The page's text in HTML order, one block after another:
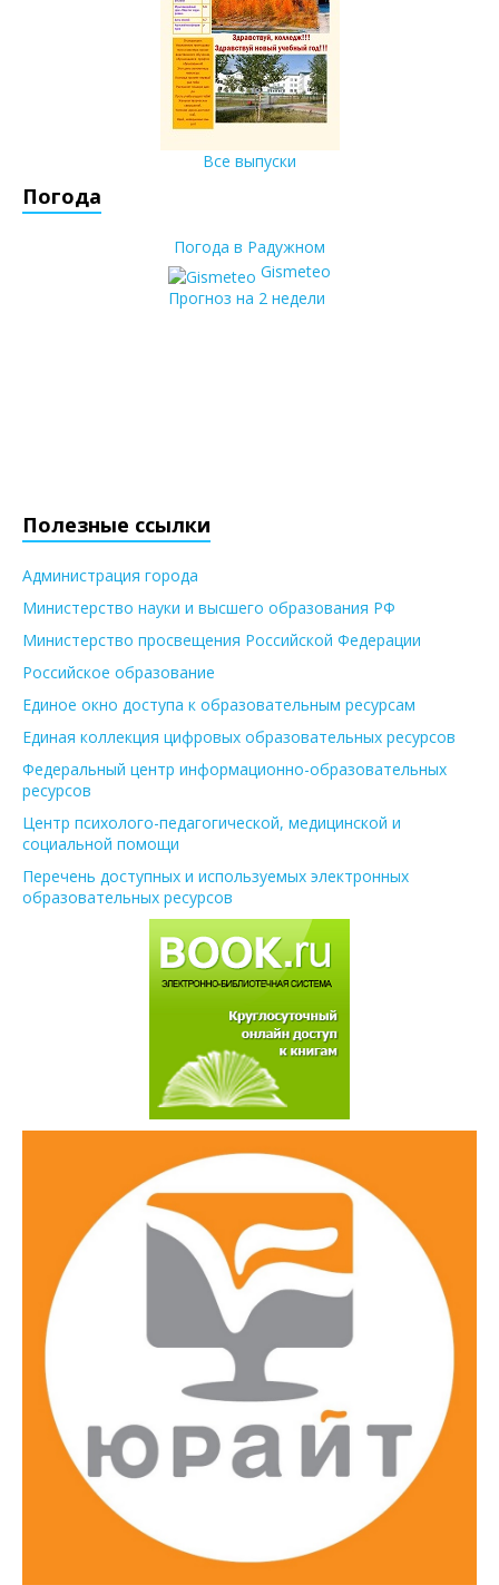
Все выпуски
Погода
Погода в Радужном
Gismeteo
Прогноз на 2 недели
Полезные ссылки
Администрация города
Министерство науки и высшего образования РФ
Министерство просвещения Российской Федерации
Российское образование
Единое окно доступа к образовательным ресурсам
Единая коллекция цифровых образовательных ресурсов
Федеральный центр информационно-образовательных
ресурсов
Центр психолого-педагогической, медицинской и
социальной помощи
Перечень доступных и используемых электронных
образовательных ресурсов